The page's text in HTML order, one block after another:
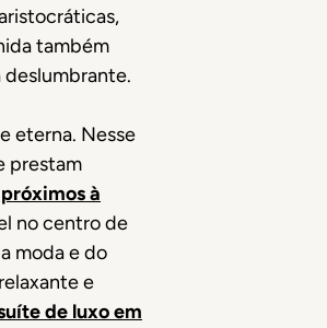
também
deslumbrante.
eterna. Nesse
prestam
à
no centro de
moda e do
e
de luxoem